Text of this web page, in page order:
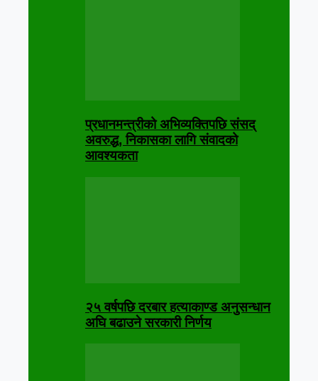
प्रधानमन्त्रीको अभिव्यक्तिपछि संसद्
अवरुद्ध, निकासका लागि संवादको
आवश्यकता
२५ वर्षपछि दरबार हत्याकाण्ड अनुसन्धान
अघि बढाउने सरकारी निर्णय